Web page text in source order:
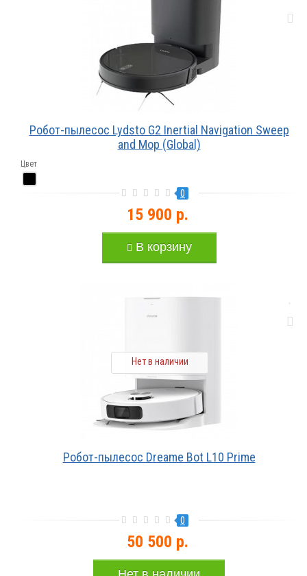
Робот-пылесос Lydsto G2 Inertial Navigation Sweep
and Mop (Global)
Цвет
0
15 900 р.
В корзину
Нет в наличии
Робот-пылесос Dreame Bot L10 Prime
0
50 500 р.